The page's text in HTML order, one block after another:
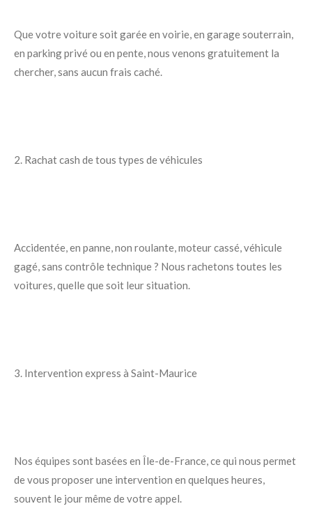
Que votre voiture soit garée en voirie, en garage souterrain,
en parking privé ou en pente, nous venons gratuitement la
chercher, sans aucun frais caché.
2. Rachat cash de tous types de véhicules
Accidentée, en panne, non roulante, moteur cassé, véhicule
gagé, sans contrôle technique ? Nous rachetons toutes les
voitures, quelle que soit leur situation.
3. Intervention express à Saint-Maurice
Nos équipes sont basées en Île-de-France, ce qui nous permet
de vous proposer une intervention en quelques heures,
souvent le jour même de votre appel.